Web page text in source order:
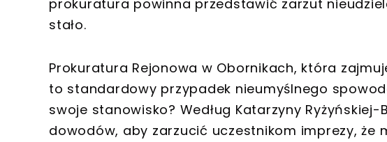
prokuratura powinna przedstawić zarzut
stało.
Prokuratura Rejonowa w Obornikach, która
to standardowy przypadek nieumyślnego
swoje stanowisko? Według Katarzyny
dowodów, aby zarzucić uczestnikom imprezy, że